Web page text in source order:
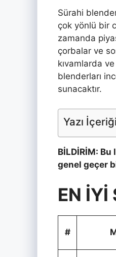
Sürahi
çok yönlü bir
zamanda
çorbalar ve
kıvamlarda
blenderları
sunacaktır.
Yazı İçeriği
BİLDİRİM:
genel geçer
EN İYİ
#